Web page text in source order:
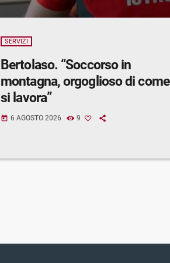
SERVIZI
Bertolaso. “Soccorso in
montagna, orgoglioso di come
si lavora”
today 6 AGOSTO 2026 9